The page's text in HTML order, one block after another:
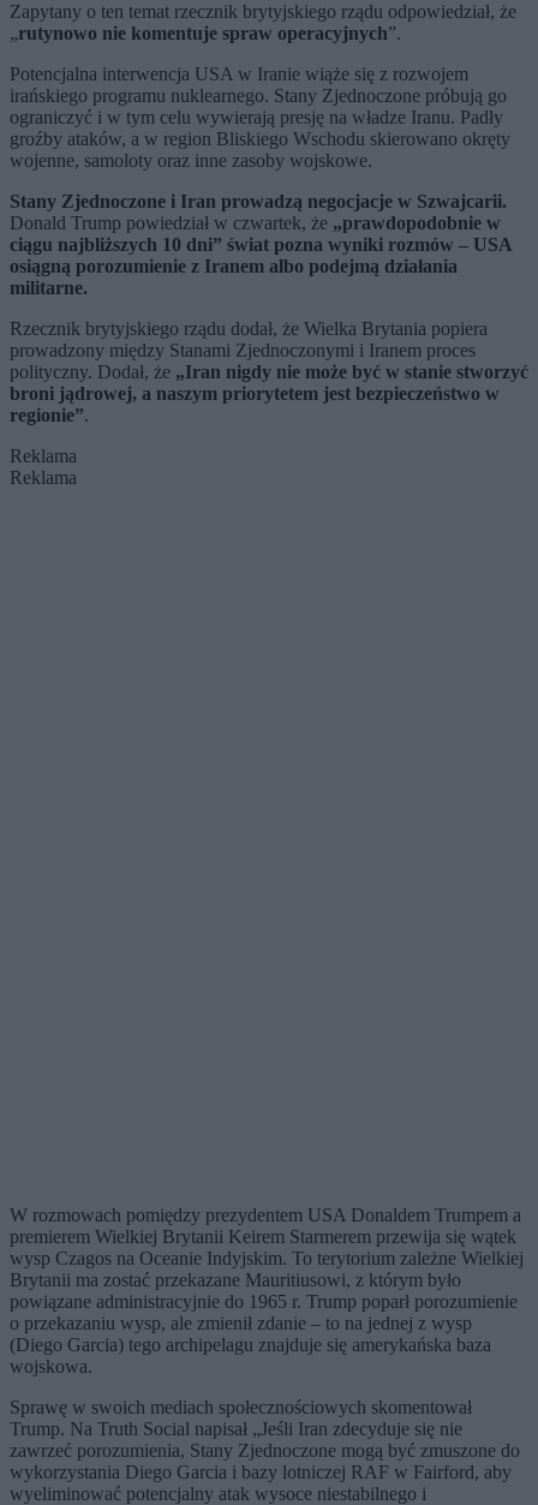
Zapytany o ten temat rzecznik brytyjskiego rządu odpowiedział, że
„rutynowo nie komentuje spraw operacyjnych”.
Potencjalna interwencja USA w Iranie wiąże się z rozwojem
irańskiego programu nuklearnego. Stany Zjednoczone próbują go
ograniczyć i w tym celu wywierają presję na władze Iranu. Padły
groźby ataków, a w region Bliskiego Wschodu skierowano okręty
wojenne, samoloty oraz inne zasoby wojskowe.
Stany Zjednoczone i Iran prowadzą negocjacje w Szwajcarii.
Donald Trump powiedział w czwartek, że „prawdopodobnie w
ciągu najbliższych 10 dni” świat pozna wyniki rozmów – USA
osiągną porozumienie z Iranem albo podejmą działania
militarne.
Rzecznik brytyjskiego rządu dodał, że Wielka Brytania popiera
prowadzony między Stanami Zjednoczonymi i Iranem proces
polityczny. Dodał, że „Iran nigdy nie może być w stanie stworzyć
broni jądrowej, a naszym priorytetem jest bezpieczeństwo w
regionie”.
Reklama
Reklama
W rozmowach pomiędzy prezydentem USA Donaldem Trumpem a
premierem Wielkiej Brytanii Keirem Starmerem przewija się wątek
wysp Czagos na Oceanie Indyjskim. To terytorium zależne Wielkiej
Brytanii ma zostać przekazane Mauritiusowi, z którym było
powiązane administracyjnie do 1965 r. Trump poparł porozumienie
o przekazaniu wysp, ale zmienił zdanie – to na jednej z wysp
(Diego Garcia) tego archipelagu znajduje się amerykańska baza
wojskowa.
Sprawę w swoich mediach społecznościowych skomentował
Trump. Na Truth Social napisał „Jeśli Iran zdecyduje się nie
zawrzeć porozumienia, Stany Zjednoczone mogą być zmuszone do
wykorzystania Diego Garcia i bazy lotniczej RAF w Fairford, aby
wyeliminować potencjalny atak wysoce niestabilnego i